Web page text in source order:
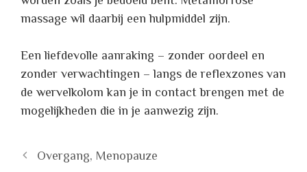
massage wil daarbij een hulpmiddel zijn.
Een liefdevolle aanraking – zonder oordeel en
zonder verwachtingen – langs de reflexzones van
de wervelkolom kan je in contact brengen met de
mogelijkheden die in je aanwezig zijn.
Overgang, Menopauze